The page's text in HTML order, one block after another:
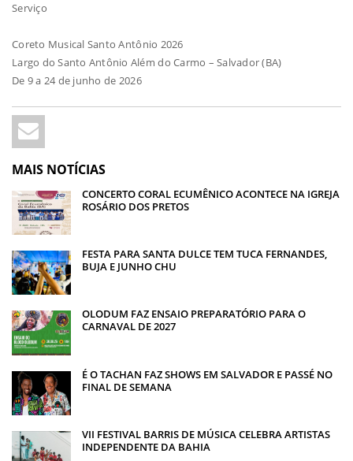
Serviço
Coreto Musical Santo Antônio 2026
Largo do Santo Antônio Além do Carmo – Salvador (BA)
De 9 a 24 de junho de 2026
MAIS NOTÍCIAS
CONCERTO CORAL ECUMÊNICO ACONTECE NA IGREJA
ROSÁRIO DOS PRETOS
FESTA PARA SANTA DULCE TEM TUCA FERNANDES,
BUJA E JUNHO CHU
OLODUM FAZ ENSAIO PREPARATÓRIO PARA O
CARNAVAL DE 2027
É O TACHAN FAZ SHOWS EM SALVADOR E PASSÉ NO
FINAL DE SEMANA
VII FESTIVAL BARRIS DE MÚSICA CELEBRA ARTISTAS
INDEPENDENTE DA BAHIA